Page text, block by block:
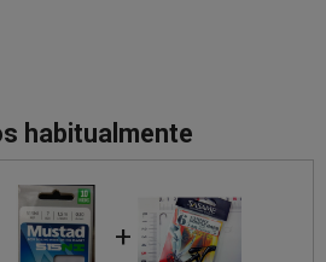
habitualmente
+